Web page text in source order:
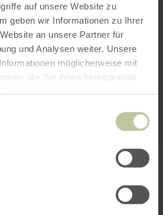
auf unsere Website zu
geben wir Informationen zu Ihrer
an unsere Partner für
und Analysen weiter. Unsere
möglicherweise mit
die Sie ihnen bereitgestellt
Sie den Einsatz aller
den Inhalt dieser Seite
zu können.
Freigeben